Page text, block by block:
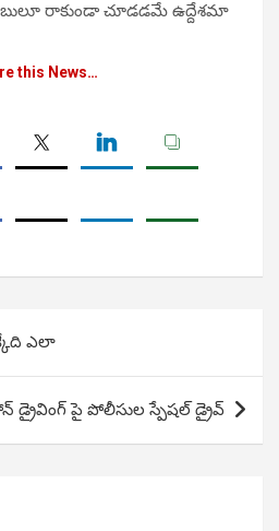
రాకుండా చూడడమే ఉద్దేశమా
this News…
ఎలా
డ్రైవింగ్ పై పోలీసుల స్పేషల్ డ్రైవ్